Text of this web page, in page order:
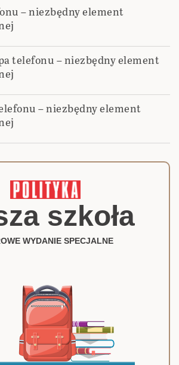
– niezbędny element
telefonu – niezbędny element
– niezbędny element
szkoła
WYDANIE SPECJALNE